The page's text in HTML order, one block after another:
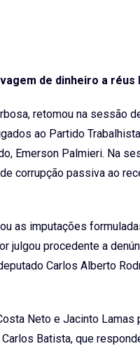
de dinheiro a réus
retomou na sessão
ao Partido
Emerson Palmieri. Na
corrupção passiva ao
as imputações
julgou procedente a
Carlos Alberto
Neto e Jacinto
Batista, que